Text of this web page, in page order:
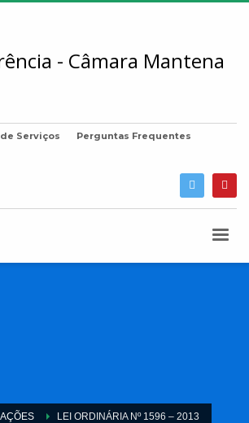
Serviços
Perguntas Frequentes
LEI ORDINÁRIA Nº 1596 – 2013